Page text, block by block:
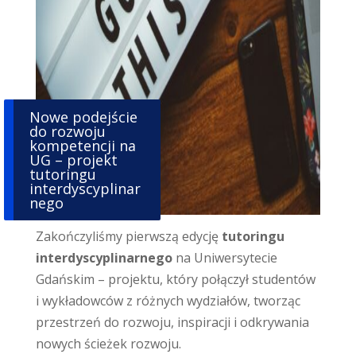
Nowe podejście
do rozwoju
kompetencji na
UG – projekt
tutoringu
interdyscyplinar
nego
Zakończyliśmy pierwszą edycję tutoringu
interdyscyplinarnegona Uniwersytecie
Gdańskim – projektu, który połączył studentów
i wykładowców z różnych wydziałów, tworząc
przestrzeń do rozwoju, inspiracji i odkrywania
nowych ścieżek rozwoju.